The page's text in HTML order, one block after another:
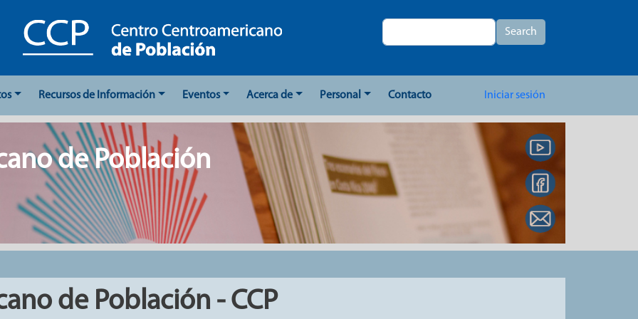
Search
Search
Recursos de Información Eventos Acerca de Personal Contacto User account
Iniciar sesión
de Población
de Población - CCP